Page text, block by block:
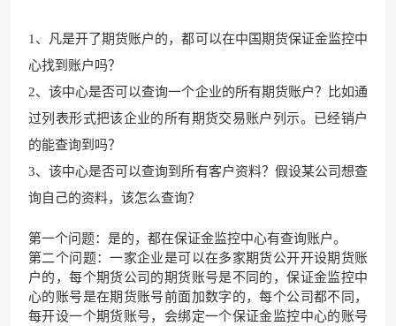
1、凡是开了期货账户的，都可以在中国期货保证金监控中
心找到账户吗？
2、该中心是否可以查询一个企业的所有期货账户？比如通
过列表形式把该企业的所有期货交易账户列示。已经销户
的能查询到吗？
3、该中心是否可以查询到所有客户资料？假设某公司想查
询自己的资料，该怎么查询？
第一个问题：是的，都在保证金监控中心有查询账户。
第二个问题：一家企业是可以在多家期货公开开设期货账
户的，每个期货公司的期货账号是不同的，保证金监控中
心的账号是在期货账号前面加数字的，每个公司都不同，
每开设一个期货账号，会绑定一个保证金监控中心的账号